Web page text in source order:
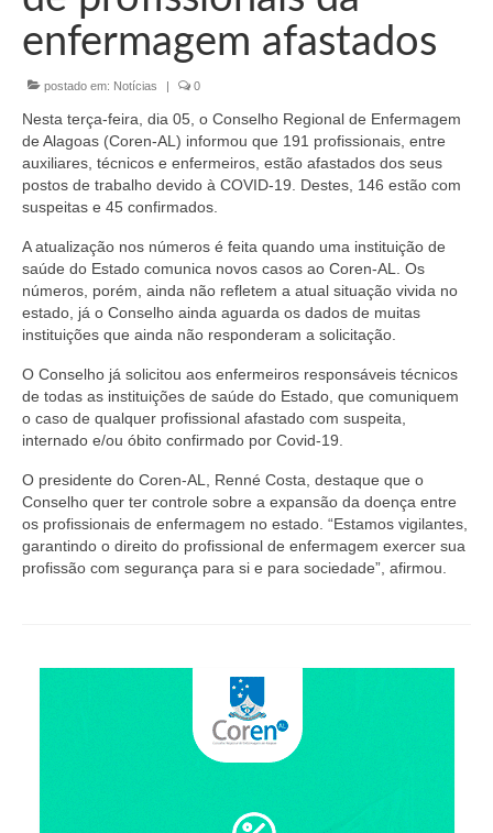
Conselheiros e Diretoria
Câmaras Técnicas
Carta de Serviços ao Cidadão
Governança
Eleições
Eleições Triênio 2027-2029
Eleições Anteriores
Agenda do presidente
Editais e licitação
Eleições
enfermagem afastados
postado em: Notícias | 0
Nesta terça-feira, dia 05, o Conselho Regional de Enfermagem
de Alagoas (Coren-AL) informou que 191 profissionais, entre
auxiliares, técnicos e enfermeiros, estão afastados dos seus
postos de trabalho devido à COVID-19. Destes, 146 estão com
suspeitas e 45 confirmados.
A atualização nos números é feita quando uma instituição de
saúde do Estado comunica novos casos ao Coren-AL. Os
números, porém, ainda não refletem a atual situação vivida no
estado, já o Conselho ainda aguarda os dados de muitas
instituições que ainda não responderam a solicitação.
O Conselho já solicitou aos enfermeiros responsáveis técnicos
de todas as instituições de saúde do Estado, que comuniquem
o caso de qualquer profissional afastado com suspeita,
internado e/ou óbito confirmado por Covid-19.
O presidente do Coren-AL, Renné Costa, destaque que o
Conselho quer ter controle sobre a expansão da doença entre
os profissionais de enfermagem no estado. “Estamos vigilantes,
garantindo o direito do profissional de enfermagem exercer sua
profissão com segurança para si e para sociedade”, afirmou.